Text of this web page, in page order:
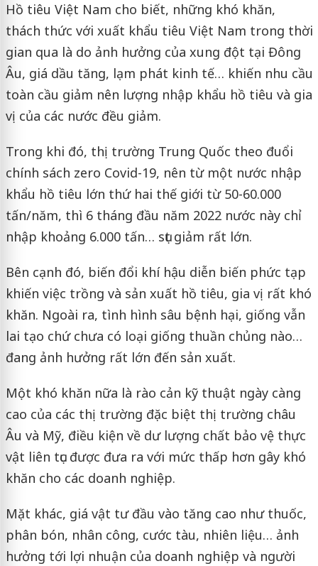
Hồ tiêu Việt Nam cho biết, những khó khăn,
thách thức với xuất khẩu tiêu Việt Nam trong thời
gian qua là do ảnh hưởng của xung đột tại Đông
Âu, giá dầu tăng, lạm phát kinh tế… khiến nhu cầu
toàn cầu giảm nên lượng nhập khẩu hồ tiêu và gia
vị của các nước đều giảm.
Trong khi đó, thị trường Trung Quốc theo đuổi
chính sách zero Covid-19, nên từ một nước nhập
khẩu hồ tiêu lớn thứ hai thế giới từ 50-60.000
tấn/năm, thì 6 tháng đầu năm 2022 nước này chỉ
nhập khoảng 6.000 tấn… sụt giảm rất lớn.
Bên cạnh đó, biến đổi khí hậu diễn biến phức tạp
khiến việc trồng và sản xuất hồ tiêu, gia vị rất khó
khăn. Ngoài ra, tình hình sâu bệnh hại, giống vẫn
lai tạo chứ chưa có loại giống thuần chủng nào…
đang ảnh hưởng rất lớn đến sản xuất.
Một khó khăn nữa là rào cản kỹ thuật ngày càng
cao của các thị trường đặc biệt thị trường châu
Âu và Mỹ, điều kiện về dư lượng chất bảo vệ thực
vật liên tục được đưa ra với mức thấp hơn gây khó
khăn cho các doanh nghiệp.
Mặt khác, giá vật tư đầu vào tăng cao như thuốc,
phân bón, nhân công, cước tàu, nhiên liệu… ảnh
hưởng tới lợi nhuận của doanh nghiệp và người